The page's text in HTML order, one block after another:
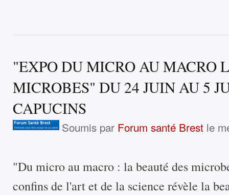
"EXPO DU MICRO AU MACRO
MICROBES" DU 24 JUIN AU 5
CAPUCINS
Soumis par Forum santé Brestle
"Du micro au macro : la beauté des
confins de l'art et de la science révèle la